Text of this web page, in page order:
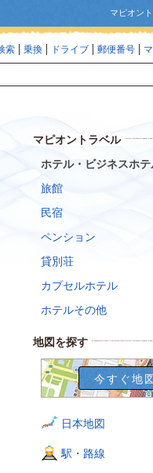
マピオン
索 乗換 ドライブ 郵便番号
マピオントラベル
ホテル・ビジネスホテ
旅館
民宿
ペンション
貸別荘
カプセルホテル
ホテルその他
地図を探す
今すぐ地
日本地図
駅・路線